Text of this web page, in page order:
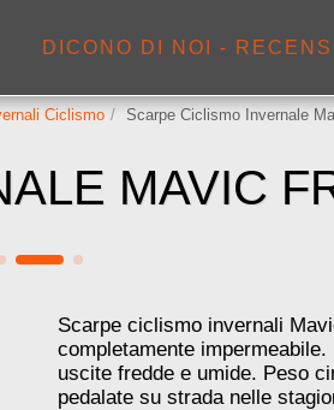
DICONO DI NOI -
Ciclismo Scarpe Ciclismo Invernale
MAVIC
Scarpe ciclismo invernali
completamente
uscite fredde e umide. Peso
pedalate su strada nelle